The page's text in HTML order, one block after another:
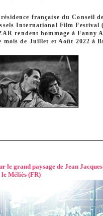
française du Conseil
International Film Festival
rendent hommage à Fanny
mois de Juillet et Août 2022 à
le grand paysage de Jean
Méliès (FR)